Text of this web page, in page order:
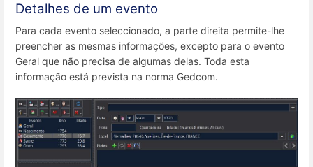
Detalhes de um evento
Para cada evento seleccionado, a parte direita permite-lhe
preencher as mesmas informações, excepto para o evento
Geral que não precisa de algumas delas. Toda esta
informação está prevista na norma Gedcom.